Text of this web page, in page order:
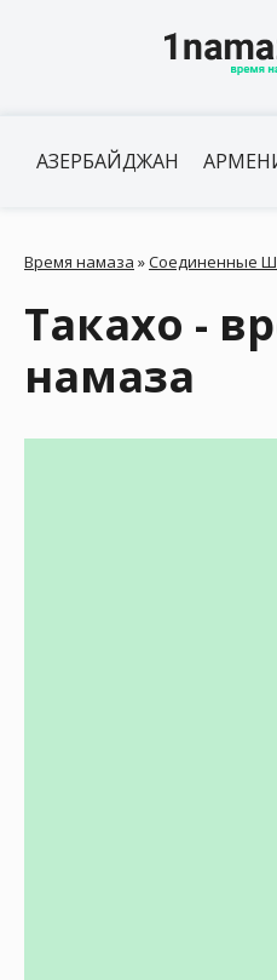
АЗЕРБАЙДЖАН
Время намаза »Соединенные
Такахо -
намаза